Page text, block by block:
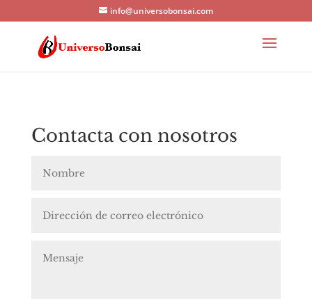
info@universobonsai.com
Contacta con nosotros